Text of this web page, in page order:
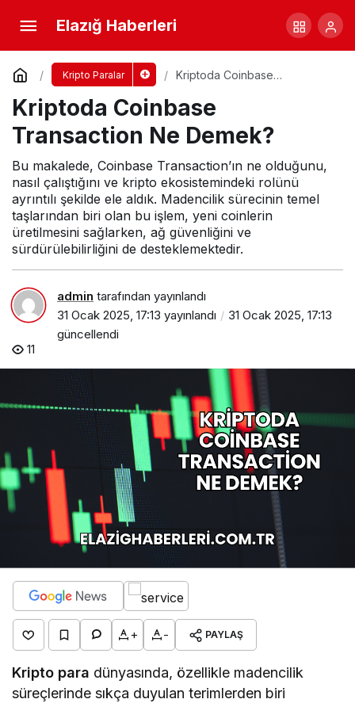
Elazığ Haberleri
Kripto Paralar
Kriptoda Coinbase
Kriptoda Coinbase
Transaction Ne Demek?
Bu makalede, Coinbase Transaction’ın ne olduğunu,
nasıl çalıştığını ve kripto ekosistemindeki rolünü
ayrıntılı şekilde ele aldık. Madencilik sürecinin temel
taşlarından biri olan bu işlem, yeni coinlerin
üretilmesini sağlarken, ağ güvenliğini ve
sürdürülebilirliğini de desteklemektedir.
admin tarafından yayınlandı
31 Ocak 2025, 17:13 yayınlandı
31 Ocak 2025, 17:13
güncellendi
11
+ - PAYLAŞ
Kripto para dünyasında, özellikle madencilik
süreçlerinde sıkça duyulan terimlerden biri
Kriptoda Dijital Para Ne Demek?
Yorum Yap Paylaş